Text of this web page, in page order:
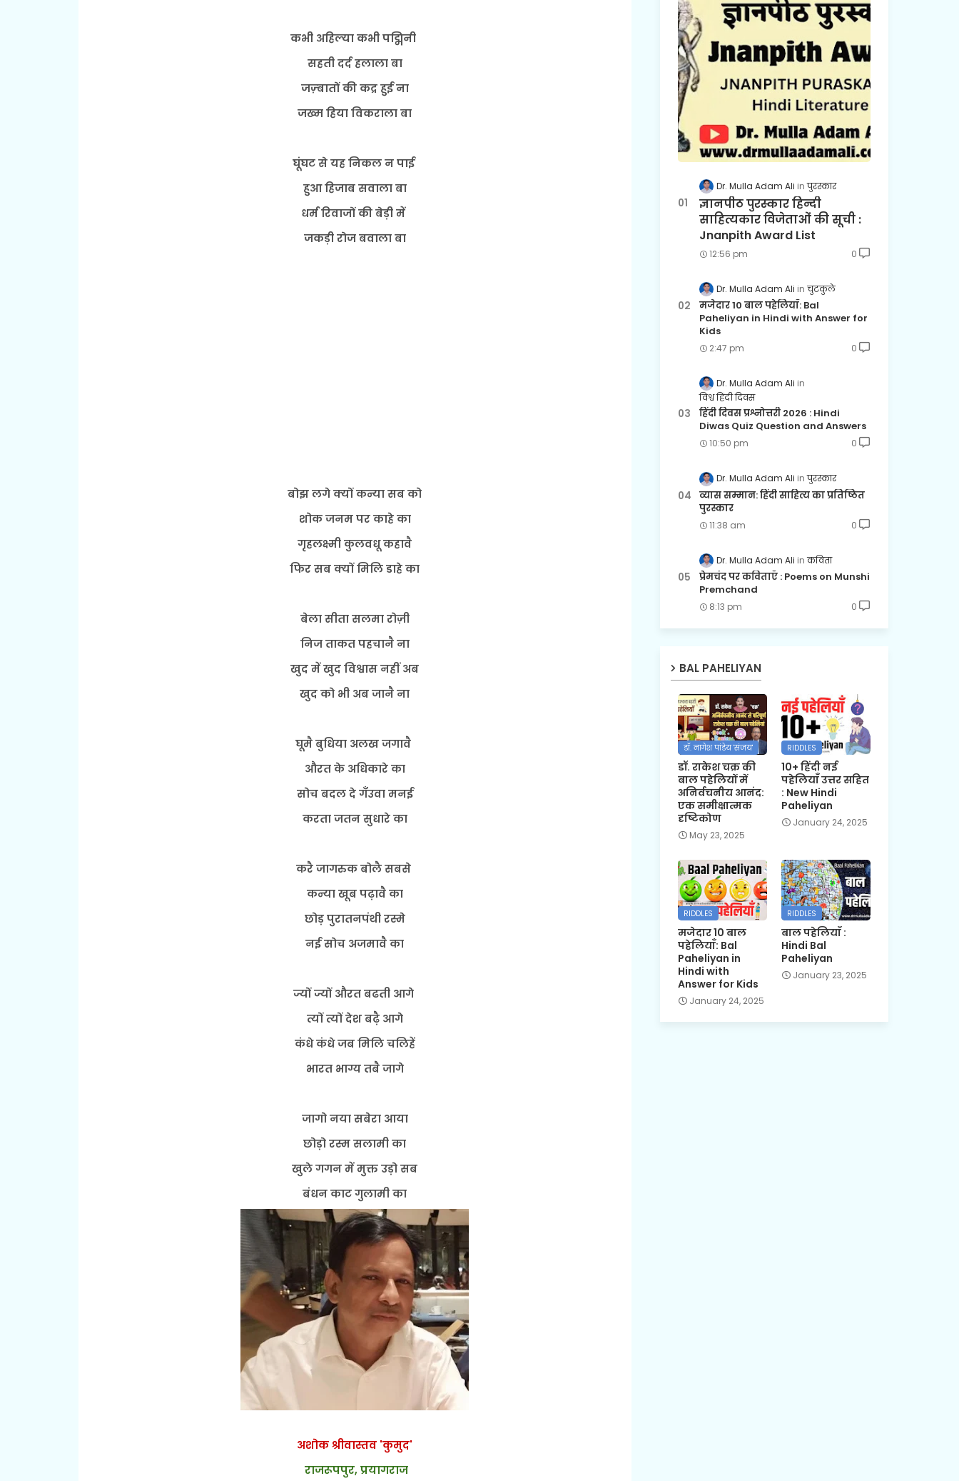
कभी अहिल्या कभी पद्मिनी
सहती दर्द हलाला बा
जज़्बातों की कद्र हुई ना
जख्म हिया विकराला बा
घूंघट से यह निकल न पाई
हुआ हिजाब सवाला बा
धर्म रिवाजों की बेड़ी में
जकड़ी रोज बवाला बा
बोझ लगे क्यों कन्या सब को
शोक जनम पर काहे का
गृहलक्ष्मी कुलवधू कहावै
फिर सब क्यों मिलि डाहे का
बेला सीता सलमा रोज़ी
निज ताकत पहचानै ना
खुद में खुद विश्वास नहीं अब
खुद को भी अब जानै ना
घूमै बुधिया अलख जगावै
औरत के अधिकारे का
सोच बदल दे गँउवा मनई
करता जतन सुधारे का
करै जागरुक बोलै सबसे
कन्या खूब पढ़ावै का
छोड़ पुरातनपंथी रस्मे
नई सोच अजमावै का
ज्यों ज्यों औरत बढती आगे
त्यों त्यों देश बढ़ै आगे
कंधे कंधे जब मिलि चलिहें
भारत भाग्य तबै जागे
जागो नया सबेरा आया
छोड़ो रस्म सलामी का
खुले गगन में मुक्त उड़ो सब
बंधन काट गुलामी का
अशोक श्रीवास्तव 'कुमुद'
राजरूपपुर, प्रयागराज
Dr. Mulla Adam Ali पुरस्कार
ज्ञानपीठ पुरस्कार हिन्दी
साहित्यकार विजेताओं की सूची :
Jnanpith Award List
12:56 pm 0
Dr. Mulla Adam Ali चुटकुले
मजेदार 10 बाल पहेलियाँ: Bal
Paheliyan in Hindi with Answer for
Kids
2:47 pm 0
Dr. Mulla Adam Ali
विश्व हिंदी दिवस
हिंदी दिवस प्रश्नोत्तरी 2026 : Hindi
Diwas Quiz Question and Answers
10:50 pm 0
Dr. Mulla Adam Ali पुरस्कार
व्यास सम्मान: हिंदी साहित्य का प्रतिष्ठित
पुरस्कार
11:38 am 0
Dr. Mulla Adam Ali कविता
प्रेमचंद पर कविताएँ : Poems on Munshi
Premchand
8:13 pm 0
BAL PAHELIYAN
डॉ. नागेश पांडेय 'संजय'
डॉ. राकेश चक्र की
बाल पहेलियों में
अनिर्वचनीय आनंद:
एक समीक्षात्मक
दृष्टिकोण
May 23, 2025
RIDDLES
10+ हिंदी नई
पहेलियाँ उत्तर सहित
: New Hindi
Paheliyan
January 24, 2025
RIDDLES
मजेदार 10 बाल
पहेलियाँ: Bal
Paheliyan in
Hindi with
Answer for Kids
January 24, 2025
RIDDLES
बाल पहेलियाँ :
Hindi Bal
Paheliyan
January 23, 2025